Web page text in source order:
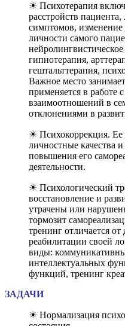
☀ Психотерапия
расстройств
симптомов,
личности самого
гипнотерапия,
гештальттерапия,
Важное место
применяется в работе
взаимоотношений в
отклонениями в
☀ Психокоррекция. Ее
личностные качества
повышения его
деятельности.
☀ Психологический
восстановление и
утрачены или
тормозит
тренинг отличается
реабилитации своей
виды:
интеллектуальных
функций, тренинг
ЗАДАЧИ
☀ Нормализация